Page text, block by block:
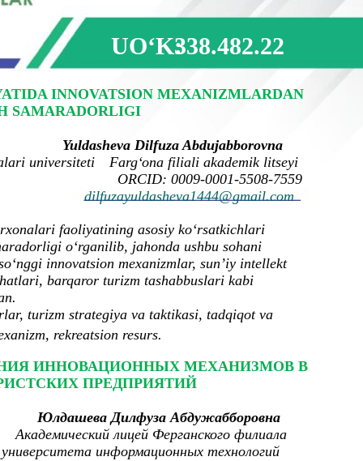
INNOVATSION MEXANIZMLARDAN
SAMARADORLIGI
Yuldasheva Dilfuza Abdujabborovna
universiteti
Farg‘ona filiali akademik litseyi
ORCID: 0009-0001-5508-7559
dilfuzayuldasheva1444@gmail.com
faoliyatining asosiy koʻrsatkichlari
oʻrganilib, jahonda ushbu sohani
innovatsion mexanizmlar, sunʼiy intellekt
barqaror turizm tashabbuslari kabi
turizm strategiya va taktikasi, tadqiqot va
rekreatsion resurs.
ИННОВАЦИОННЫХ МЕХАНИЗМОВ В
ПРЕДПРИЯТИЙ
Юлдашева Дилфуза Абдужабборовна
Академический лицей Ферганского филиала
информационных технологий
UOʻK:338.482.22